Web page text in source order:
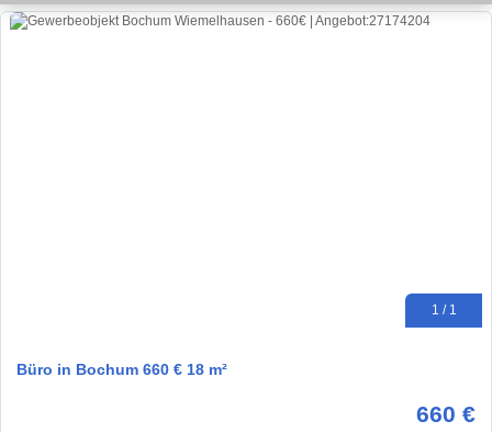
1 / 1
Büro in Bochum 660 € 18 m²
660 €